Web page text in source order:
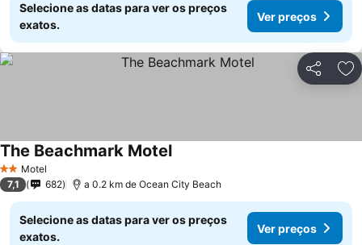
Selecione as datas para ver os preços
exatos.
Ver preços
Partilhar
2 Estrelas
Motel
The Beachmark MotelVer preços
7,1 682 a 0.2 km de Ocean City Beach
Selecione as datas para ver os preços
exatos.
Ver preços